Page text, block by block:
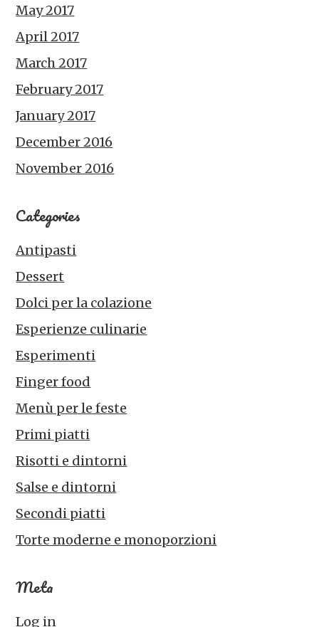
May 2017
April 2017
March 2017
February 2017
January 2017
December 2016
November 2016
Categories
Antipasti
Dessert
Dolci per la colazione
Esperienze culinarie
Esperimenti
Finger food
Menù per le feste
Primi piatti
Risotti e dintorni
Salse e dintorni
Secondi piatti
Torte moderne e monoporzioni
Meta
Log in